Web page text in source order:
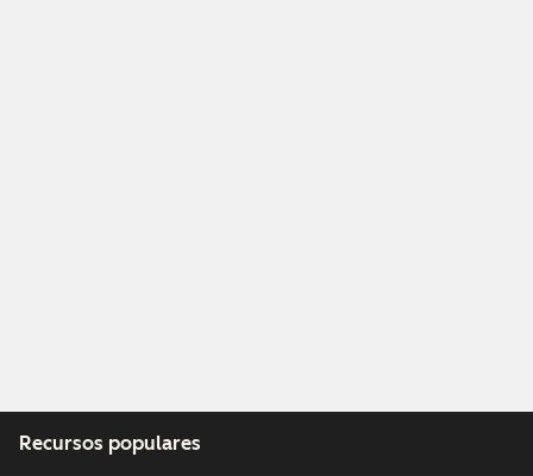
Recursos populares